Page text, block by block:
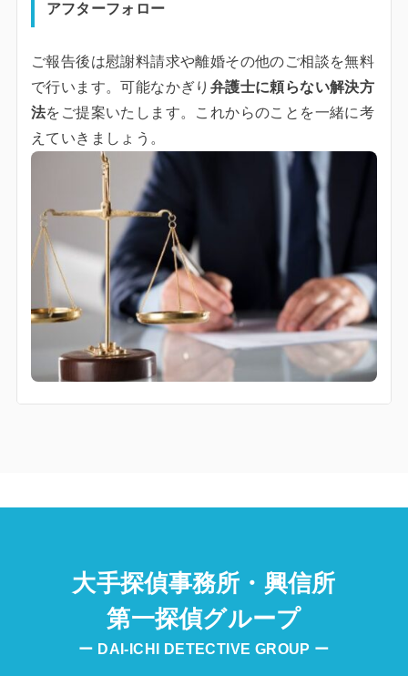
アフターフォロー
ご報告後は慰謝料請求や離婚その他のご相談を無料
で行います。可能なかぎり 弁護士に頼らない解決方
法をご提案いたします。これからのことを一緒に考
えていきましょう。
大手探偵事務所・興信所
第一探偵グループ
ー DAI-ICHI DETECTIVE GROUP ー